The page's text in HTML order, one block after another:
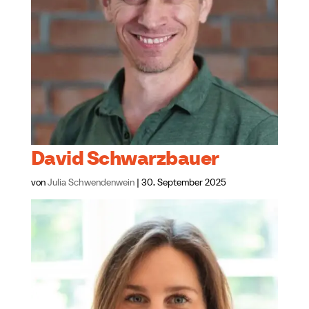
David Schwarzbauer
vonJulia Schwendenwein| 30. September 2025